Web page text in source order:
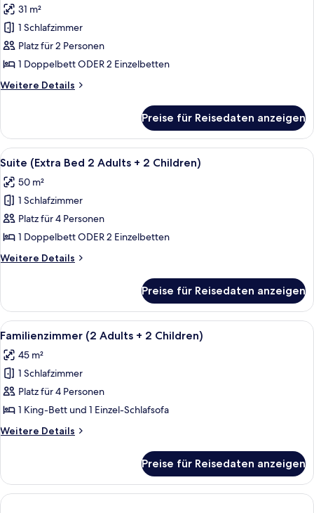
für
Premium-
Zimmer
(View)
anzeigen
31 m²
1 Schlafzimmer
Platz für 2 Personen
1 Doppelbett ODER 2 Einzelbetten
Weitere Details
Weitere
Zimmer
(View)
Preise für Reisedaten anzeigen
Alle
Fotos
für
Suite
(Extra
Bed
2
Adults
2
Children)
anzeigen
Ein modernes Hotelzimmer mit
9
Suite (Extra Bed 2 Adults + 2 Children)
50 m²
1 Schlafzimmer
Platz für 4 Personen
1 Doppelbett ODER 2 Einzelbetten
Weitere Details
Weitere
(Extra
Bed
2
+
2
Preise für Reisedaten anzeigen
Alle
Fotos
für
Familienzimmer
(2
Adults
+
2
anzeigen
Ein Hotelzimmer mit
12
Familienzimmer (2 Adults + 2 Children)
45 m²
1 Schlafzimmer
Platz für 4 Personen
1 King-Bett und 1 Einzel-Schlafsofa
Weitere Details
Weitere
(2
Adults
+
Preise für Reisedaten anzeigen